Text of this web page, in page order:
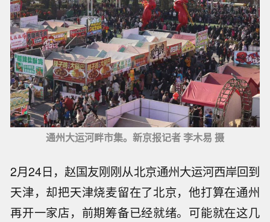
通州大运河畔市集。新京报记者 李木易 摄
2月24日，赵国友刚刚从北京通州大运河西岸回到
天津，却把天津烧麦留在了北京，他打算在通州
再开一家店，前期筹备已经就绪。可能就在这几